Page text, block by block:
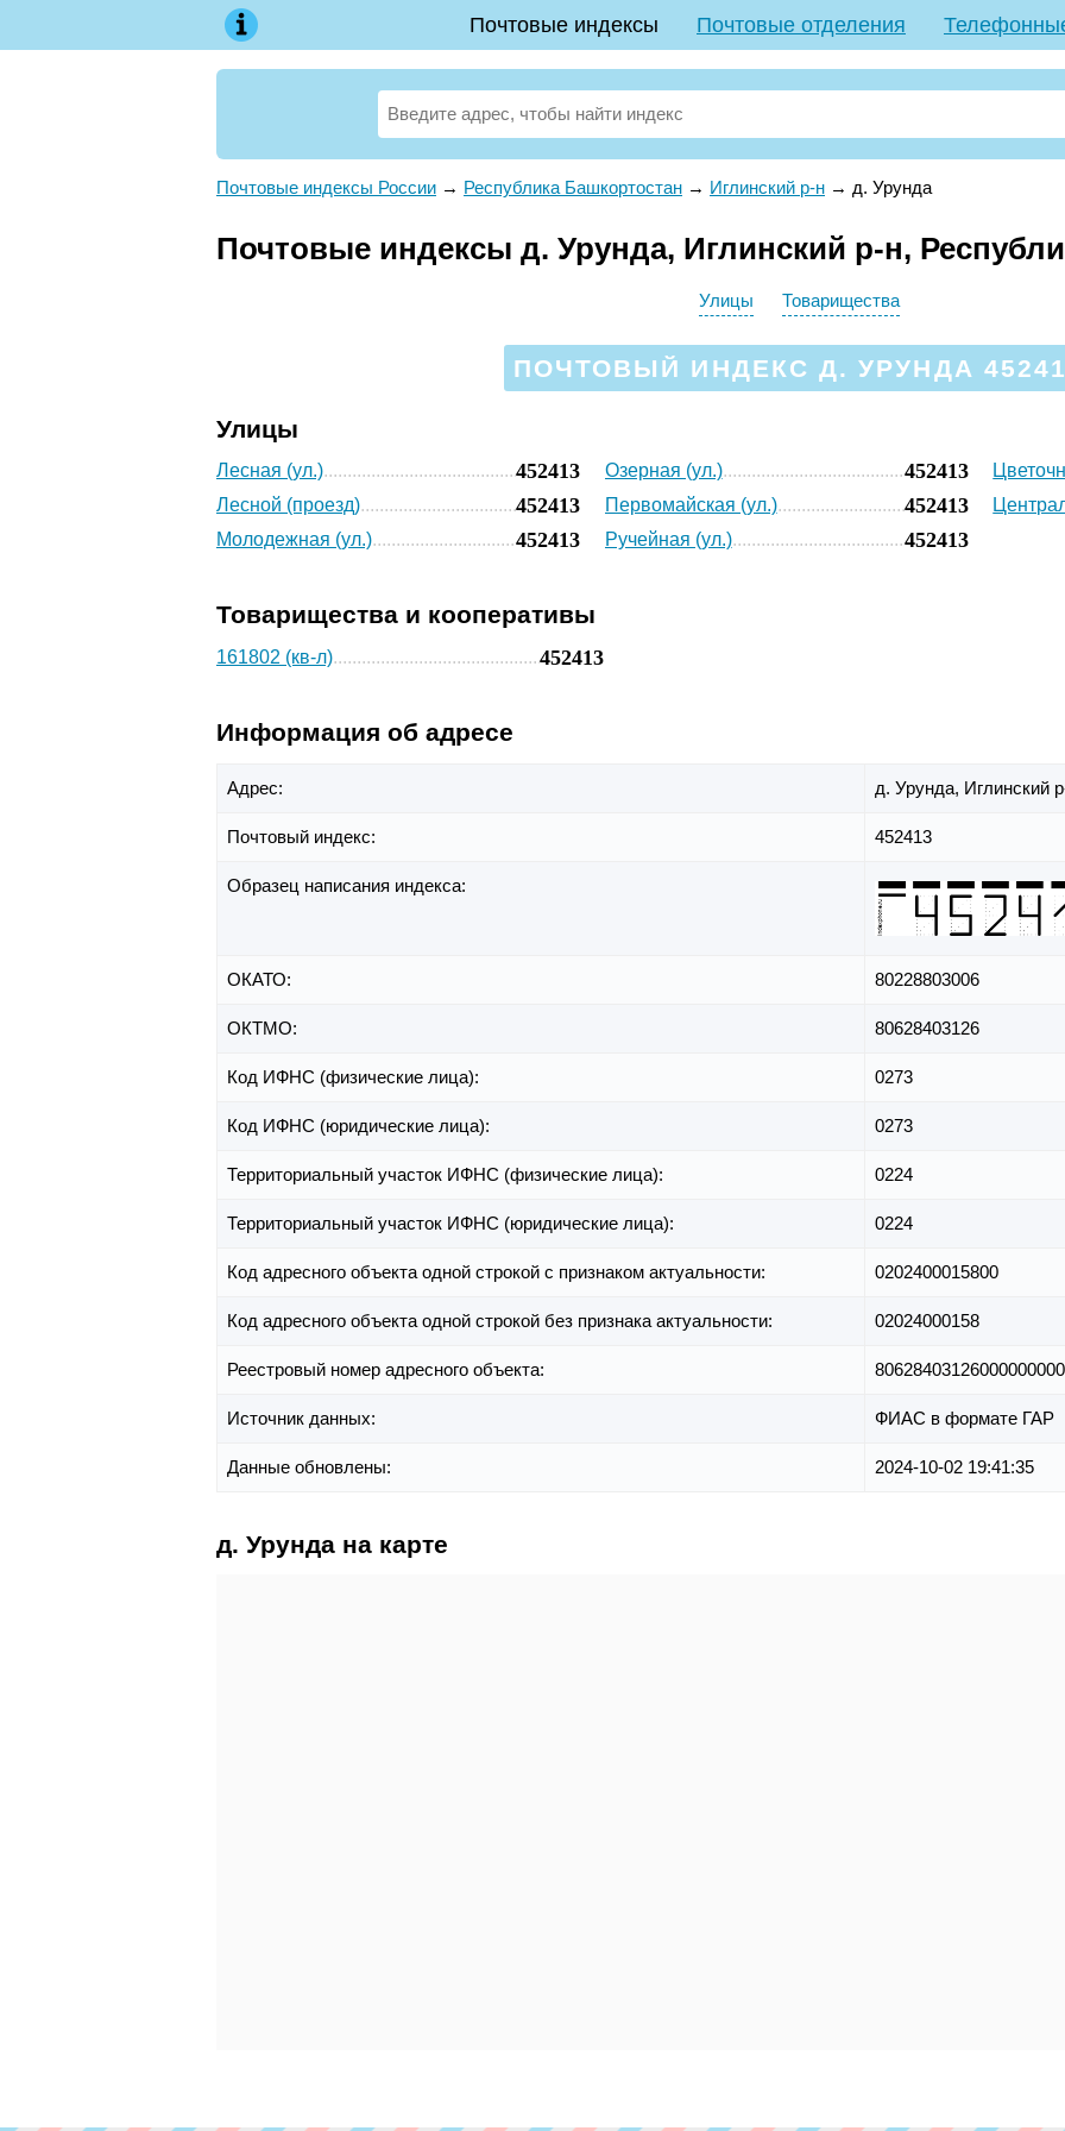
Почтовые индексы Почтовые отделения
Почтовые индексы России → Республика Башкортостан → Иглинский р-н → д. Урунда
Почтовые индексы д. Урунда, Иглинский р-н,
Улицы Товарищества
ПОЧТОВЫЙ ИНДЕКС Д. УРУНДА
Улицы
Лесная (ул.) 452413
Лесной (проезд) 452413
Молодежная (ул.) 452413
Озерная (ул.) 452413
Первомайская (ул.) 452413
Ручейная (ул.) 452413
Товарищества и кооперативы
161802 (кв-л) 452413
Информация об адресе
Адрес: д. Урунда, Иглинский
Почтовый индекс: 452413
Образец написания индекса:
ОКАТО: 80228803006
ОКТМО: 80628403126
Код ИФНС (физические лица): 0273
Код ИФНС (юридические лица): 0273
Территориальный участок ИФНС (физические лица): 0224
Территориальный участок ИФНС (юридические лица): 0224
Код адресного объекта одной строкой с признаком актуальности: 0202400015800
Код адресного объекта одной строкой без признака актуальности: 02024000158
Реестровый номер адресного объекта:
Источник данных: ФИАС в формате ГАР
Данные обновлены: 2024-10-02 19:41:35
д. Урунда на карте